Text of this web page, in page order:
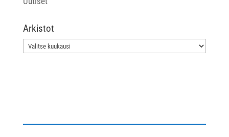
Arkistot
Arkistot